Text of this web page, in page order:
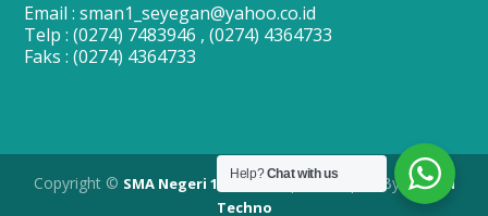
Email : sman1_seyegan@yahoo.co.id
Telp : (0274) 7483946 , (0274) 4364733
Faks : (0274) 4364733
Copyright © SMA Negeri 1 Seyegan| Developed By Merapi
Techno
Help?Chat with us